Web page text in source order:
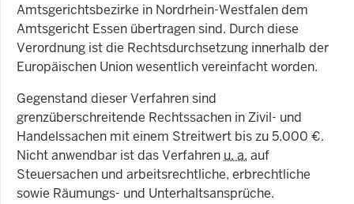
Amtsgerichtsbezirke in Nordrhein-Westfalen dem
Amtsgericht Essen übertragen sind. Durch diese
Verordnung ist die Rechtsdurchsetzung innerhalb der
Europäischen Union wesentlich vereinfacht worden.
Gegenstand dieser Verfahren sind
grenzüberschreitende Rechtssachen in Zivil- und
Handelssachen mit einem Streitwert bis zu 5.000 €.
Nicht anwendbar ist das Verfahren u. a. auf
Steuersachen und arbeitsrechtliche, erbrechtliche
sowie Räumungs- und Unterhaltsansprüche.